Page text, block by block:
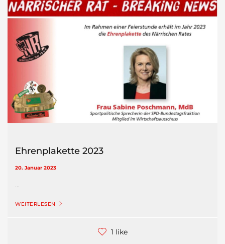
Ehrenplakette 2023
20. Januar 2023
...
WEITERLESEN
1 like